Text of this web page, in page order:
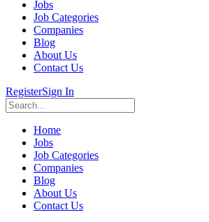
Jobs
Job Categories
Companies
Blog
About Us
Contact Us
RegisterSign In
Home
Jobs
Job Categories
Companies
Blog
About Us
Contact Us